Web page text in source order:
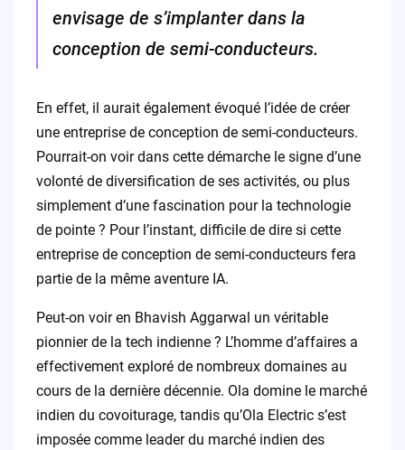
envisage de s’implanter dans la
conception de semi-conducteurs.
En effet, il aurait également évoqué l’idée de créer
une entreprise de conception de semi-conducteurs.
Pourrait-on voir dans cette démarche le signe d’une
volonté de diversification de ses activités, ou plus
simplement d’une fascination pour la technologie
de pointe ? Pour l’instant, difficile de dire si cette
entreprise de conception de semi-conducteurs fera
partie de la même aventure IA.
Peut-on voir en Bhavish Aggarwal un véritable
pionnier de la tech indienne ? L’homme d’affaires a
effectivement exploré de nombreux domaines au
cours de la dernière décennie. Ola domine le marché
indien du covoiturage, tandis qu’Ola Electric s’est
imposée comme leader du marché indien des